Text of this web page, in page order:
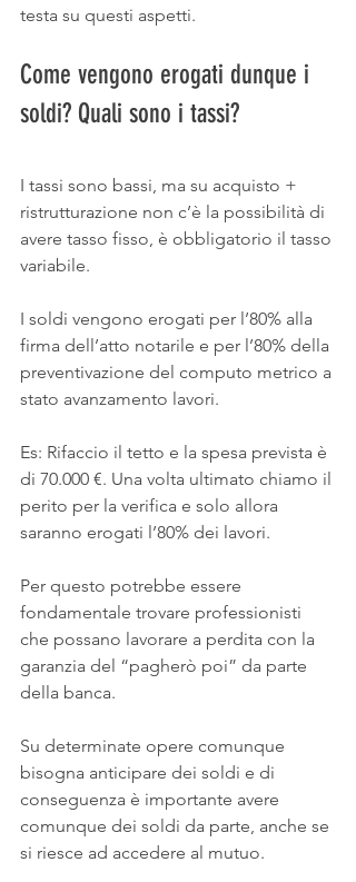
testa su questi aspetti.
Come vengono erogati dunque i
soldi? Quali sono i tassi?
I tassi sono bassi, ma su acquisto +
ristrutturazione non c’è la possibilità di
avere tasso fisso, è obbligatorio il tasso
variabile.
I soldi vengono erogati per l’80% alla
firma dell’atto notarile e per l’80% della
preventivazione del computo metrico a
stato avanzamento lavori.
Es: Rifaccio il tetto e la spesa prevista è
di 70.000 €. Una volta ultimato chiamo il
perito per la verifica e solo allora
saranno erogati l’80% dei lavori.
Per questo potrebbe essere
fondamentale trovare professionisti
che possano lavorare a perdita con la
garanzia del “pagherò poi” da parte
della banca.
Su determinate opere comunque
bisogna anticipare dei soldi e di
conseguenza è importante avere
comunque dei soldi da parte, anche se
si riesce ad accedere al mutuo.